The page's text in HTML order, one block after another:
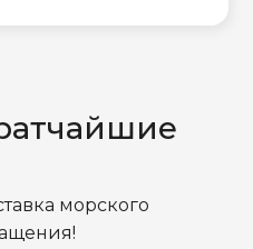
морского